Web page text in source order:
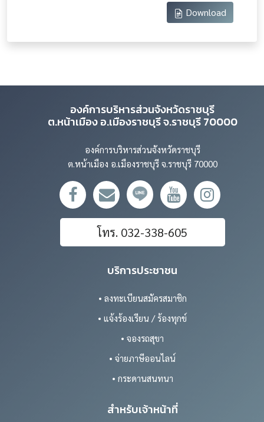
Download
องค์การบริหารส่วนจังหวัดราชบุรี
ต.หน้าเมือง อ.เมืองราชบุรี จ.ราชบุรี 70000
องค์การบริหารส่วนจังหวัดราชบุรี
ต.หน้าเมือง อ.เมืองราชบุรี จ.ราชบุรี 70000
โทร. 032-338-605
บริการประชาชน
• ลงทะเบียนสมัครสมาชิก
• แจ้งร้องเรียน / ร้องทุกข์
• จองรถสุขา
• จ่ายภาษีออนไลน์
• กระดานสนทนา
สำหรับเจ้าหน้าที่